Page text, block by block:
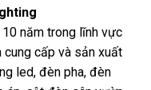
năm trong lĩnh vực
cung cấp và sản xuất
led, đèn pha, đèn